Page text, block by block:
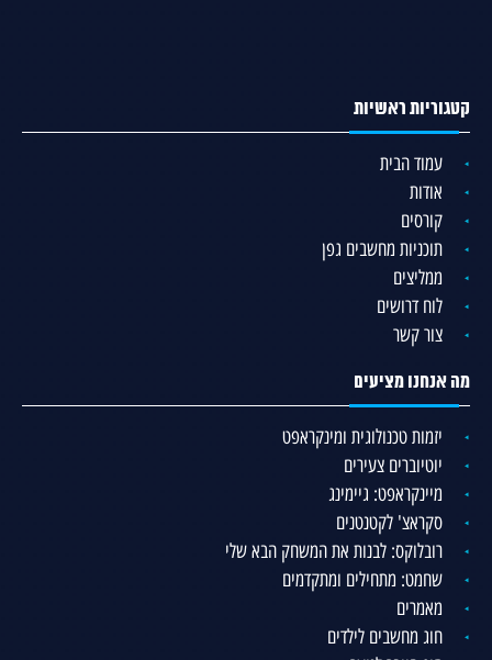
קטגוריות ראשיות
עמוד הבית
אודות
קורסים
תוכניות מחשבים גפן
ממליצים
לוח דרושים
צור קשר
מה אנחנו מציעים
יזמות טכנולוגית ומינקראפט
יוטיוברים צעירים
מיינקראפט: גיימינג
סקראצ' לקטנטנים
רובלוקס: לבנות את המשחק הבא שלי
שחמט: מתחילים ומתקדמים
מאמרים
חוג מחשבים לילדים